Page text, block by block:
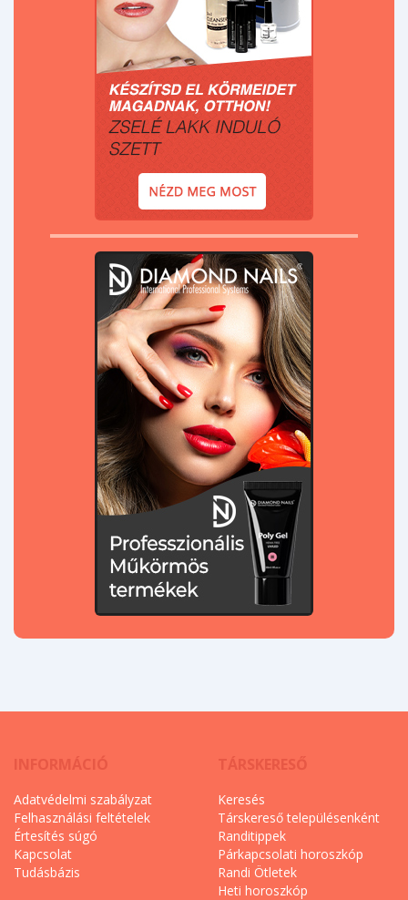
INFORMÁCIÓ
Adatvédelmi szabályzat
Felhasználási feltételek
Értesítés súgó
Kapcsolat
Tudásbázis
TÁRSKERESŐ
Keresés
Társkereső településenként
Randitippek
Párkapcsolati horoszkóp
Randi Ötletek
Heti horoszkóp